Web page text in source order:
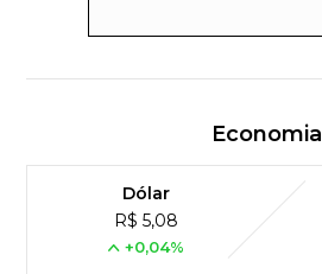
Economia
Dólar
R$ 5,08
+0,04%